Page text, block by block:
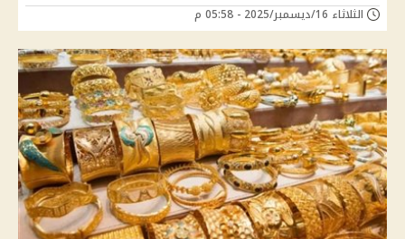
الثلاثاء 16/ديسمبر/2025 - 05:58 م